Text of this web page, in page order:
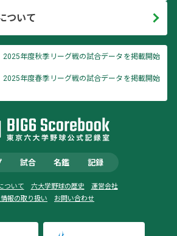
ついて
2025年度秋季リーグ戦の試合データを掲載開始
2025年度春季リーグ戦の試合データを掲載開始
試合 名鑑 記録
ついて 六大学野球の歴史
運営会社
報の取り扱い
お問い合わせ